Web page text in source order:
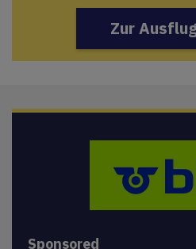
Zur
Sponsored